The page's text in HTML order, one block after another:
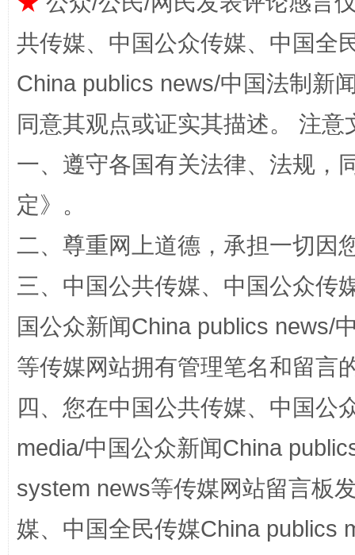
揭批美国五大"原罪" "
共传媒、中国公众传媒、中国全
China publics news/中国法制新
同意其观点或证实其描述。 注
一、遵守各国有关法律、法规，
定》。
二、尊重网上道德，承担一切因
三、中国公共传媒、中国公众传
国公众新闻China publics news/
等传媒网站拥有管理笔名和留言
四、您在中国公共传媒、中国公
media/中国公众新闻China
system news等传媒网站留言板
媒、中国全民传媒China publics